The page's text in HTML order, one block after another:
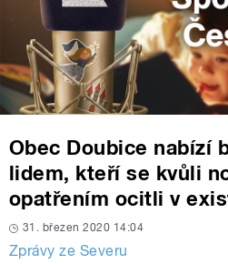
Obec Doubice nabízí
lidem, kteří se kvůli
opatřením ocitli v
31. březen 2020 14:04
Zprávy ze Severu